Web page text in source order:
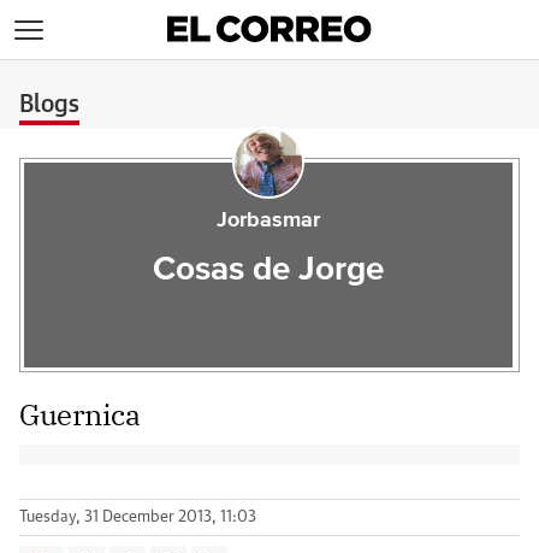
Blogs
Jorbasmar
Cosas de Jorge
Guernica
Tuesday, 31 December 2013, 11:03